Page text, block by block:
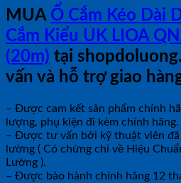
MUA Ổ Cắm Kéo Dài
Cắm Kiểu UK LIOA
(20m) tại
vấn và hỗ trợ giao
– Được cam kết sản phẩm chính
lượng, phụ kiện đi kèm chính hãng.
– Được tư vấn bởi kỹ thuật viên
lường ( Có chứng chỉ về Hiệu
Lường ).
– Được bảo hành chính hãng 12